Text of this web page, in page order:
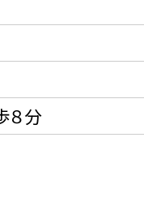
分